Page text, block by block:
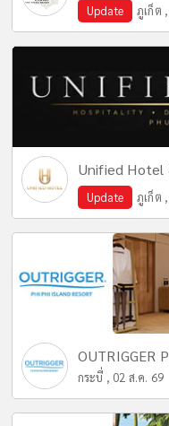
Update ภูเก็ต
Unified Hotel
Update ภูเก็ต
OUTRIGGER
กระบี่ , 02 ส.ค. 69